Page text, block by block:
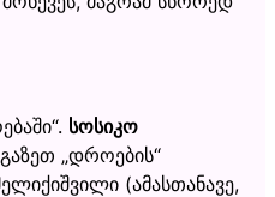
სოსიკო
„დროების“
(ამასთანავე,